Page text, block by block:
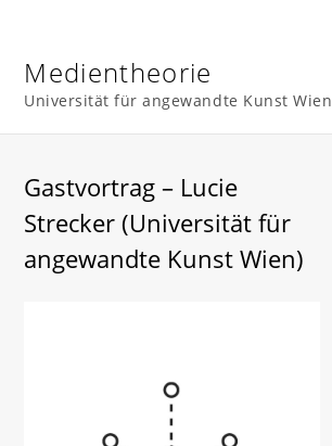
content
Medientheorie
Universität für angewandte Kunst Wien
Gastvortrag – Lucie
Strecker (Universität für
angewandte Kunst Wien)